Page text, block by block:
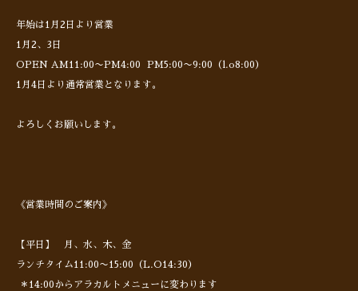
年始は1月2日より営業
1月2、3日
OPEN AM11:00〜PM4:00 PM5:00〜9:00（l.o8:00）
1月4日より通常営業となります。
よろしくお願いします。
《営業時間のご案内》
【平日】 月、水、木、金
ランチタイム11:00〜15:00（L.O14:30）
＊14:00からアラカルトメニューに変わります